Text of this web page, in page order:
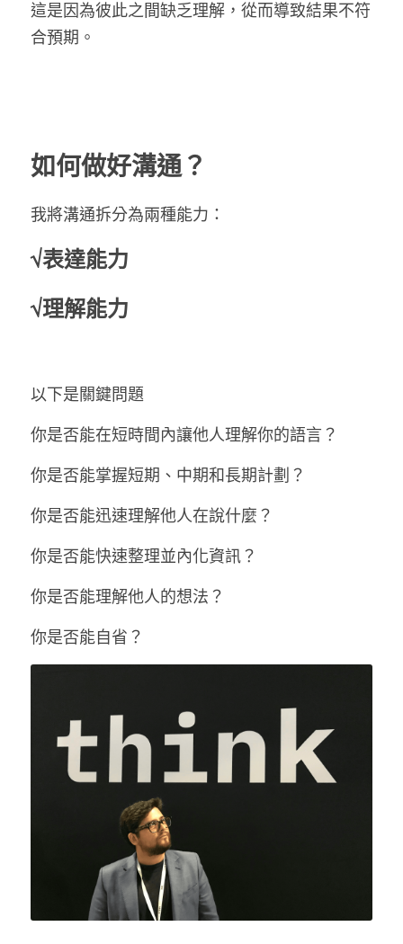
這是因為彼此之間缺乏理解，從而導致結果不符
合預期。
如何做好溝通？
我將溝通拆分為兩種能力：
√表達能力
√理解能力
以下是關鍵問題
你是否能在短時間內讓他人理解你的語言？
你是否能掌握短期、中期和長期計劃？
你是否能迅速理解他人在說什麼？
你是否能快速整理並內化資訊？
你是否能理解他人的想法？
你是否能自省？